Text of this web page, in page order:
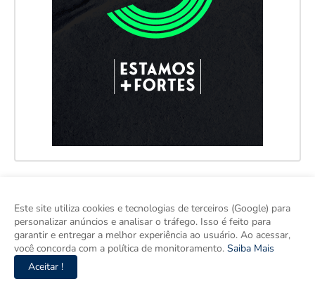
Este site utiliza cookies e tecnologias de terceiros (Google) para
personalizar anúncios e analisar o tráfego. Isso é feito para
garantir e entregar a melhor experiência ao usuário. Ao acessar,
você concorda com a política de monitoramento. Saiba Mais
Aceitar !